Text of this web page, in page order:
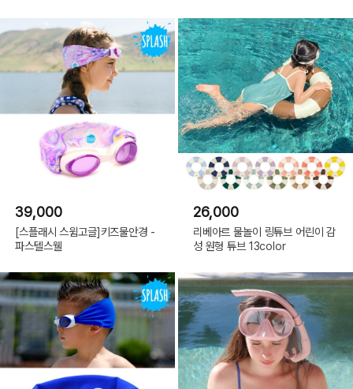
39,000
[스플래시 스윔고글]키즈물안경 -
파스텔스웰
26,000
리베아르 물놀이 링튜브 어린이 감
성 원형 튜브 13color